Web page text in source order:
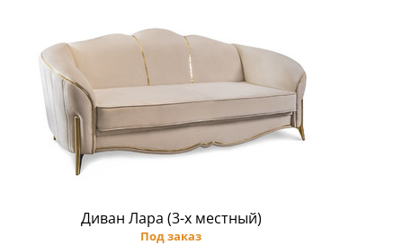
Диван Лара (3-х местный)
Под заказ